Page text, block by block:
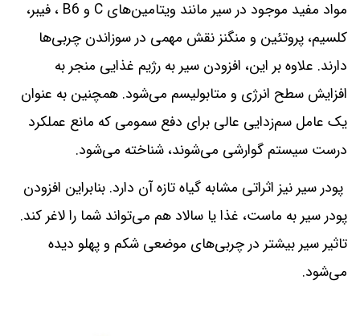
مواد مفید موجود در سیر مانند ویتامین‌های C و B6 ، فیبر،
کلسیم، پروتئین و منگنز نقش مهمی در سوزاندن چربی‌ها
دارند. علاوه بر این، افزودن سیر به رژیم غذایی منجر به
افزایش سطح انرژی و متابولیسم می‌شود. همچنین به عنوان
یک عامل سم‌زدایی عالی برای دفع سمومی که مانع عملکرد
درست سیستم گوارشی می‌شوند، شناخته می‌شود.
پودر سیر نیز اثراتی مشابه گیاه تازه آن دارد. بنابراین افزودن
پودر سیر به ماست، غذا یا سالاد هم می‌تواند شما را لاغر کند.
تاثیر سیر بیشتر در چربی‌های موضعی شکم و پهلو دیده
می‌شود.